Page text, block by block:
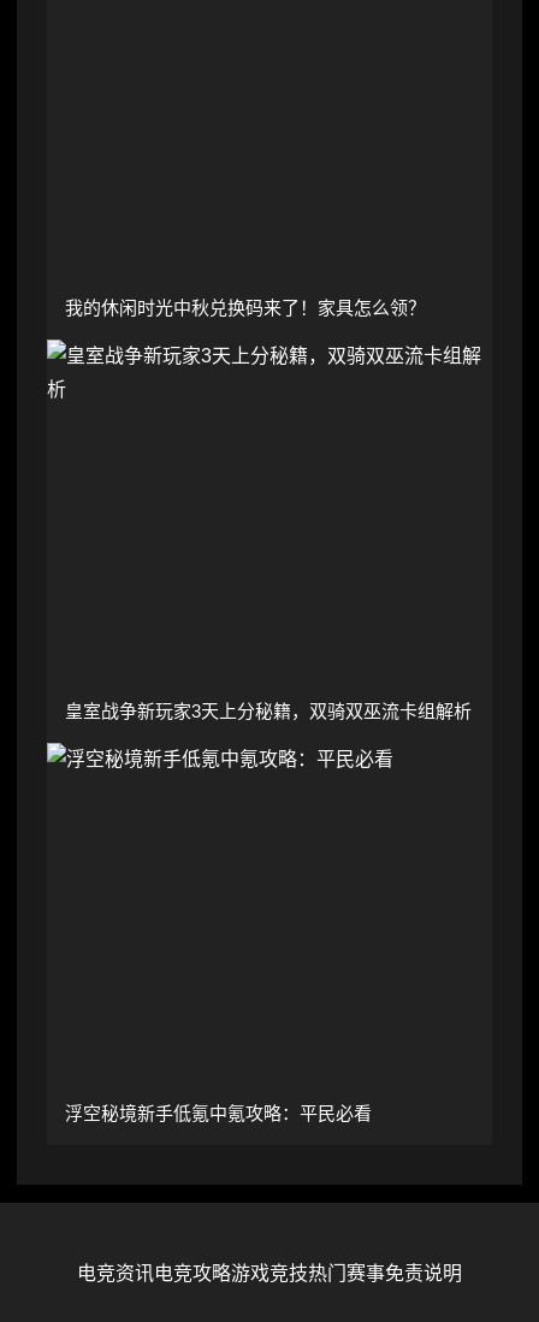
我的休闲时光中秋兑换码来了！家具怎么领？
皇室战争新玩家3天上分秘籍，双骑双巫流卡组解析
浮空秘境新手低氪中氪攻略：平民必看
电竞资讯电竞攻略游戏竞技热门赛事免责说明